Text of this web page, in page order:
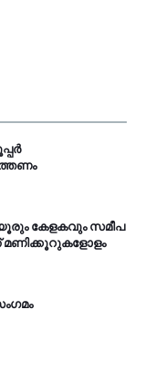
കേളകവും സമീപ
മണിക്കൂറുകളോളം